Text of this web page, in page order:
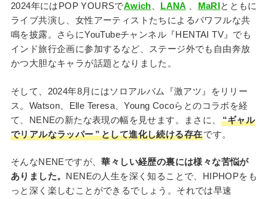
2024年にはPOP YOURSでAwich LANA MaRIとともに
ライブ共演し、女性アーティストたちによるパワフルな共
鳴を披露。さらにYouTubeチャンネル『HENTAI TV』でも
インド旅行企画に参加するなど、ステージ外でも自由奔放
かつ大胆なキャラが話題となりました。
そして、2024年8月にはソロアルバム『激アツ』をリリー
ス。Watson、Elle Teresa、Young Cocoらとのコラボを経
て、NENEの新たな表現の幅を見せます。まさに、
“ギャル
でリアルなラッパー”として進化し続ける存在です。
そんなNENEですが、華々しい経歴の裏には様々な苦悩が
ありました。 NENEの人生を深く知ることで、HIPHOPをも
っと深く楽しむことができるでしょう。それでは早速